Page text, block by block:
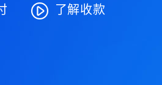
 了解收款